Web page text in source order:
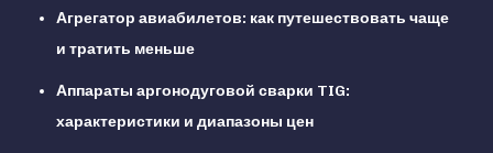
Агрегатор авиабилетов: как путешествовать чаще
и тратить меньше
Аппараты аргонодуговой сварки TIG:
характеристики и диапазоны цен